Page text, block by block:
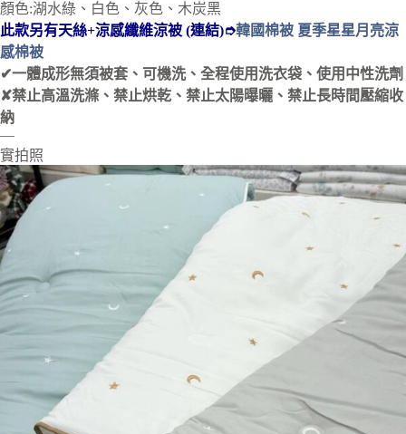
顏色:湖水綠、白色、灰色、木炭黑
此款另有天絲+涼感纖維涼被 (連結)➮韓國棉被 夏季星星月亮涼
感棉被
✔一體成形無須被套、可機洗、全程使用洗衣袋、使用中性洗劑
✘禁止高溫洗滌、禁止烘乾、禁止太陽曝曬、禁止長時間壓縮收
納
—
實拍照